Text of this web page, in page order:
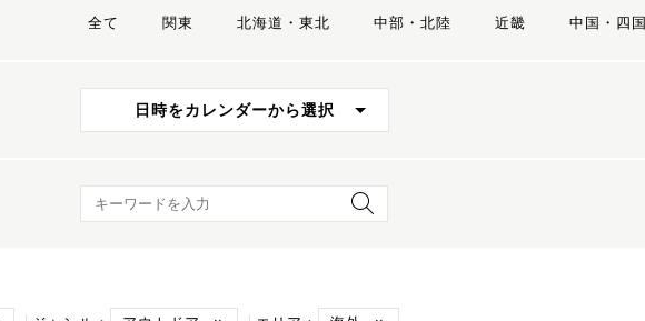
全て 関東 北海道・東北 中部・北陸 近畿 中国・四国
日時をカレンダーから選択
キーワード検索